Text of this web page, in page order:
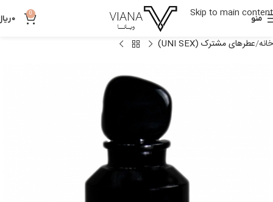
Skip to main content
منو 0
0
خانه عطرهای مشترک (UNI SEX)